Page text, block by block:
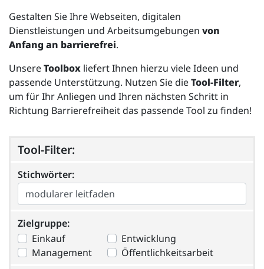
Gestalten Sie Ihre Webseiten, digitalen
Dienstleistungen und Arbeitsumgebungen von
Anfang an barrierefrei.
UnsereToolbox liefert Ihnen hierzu viele Ideen und
passende Unterstützung. Nutzen Sie dieTool-Filter,
um für Ihr Anliegen und Ihren nächsten Schritt in
Richtung Barrierefreiheit das passende Tool zu finden!
Tool-Filter:
Stichwörter:
Stichwörter:
Zielgruppe
Zielgruppe:
Einkauf
Entwicklung
Management
Öffentlichkeitsarbeit